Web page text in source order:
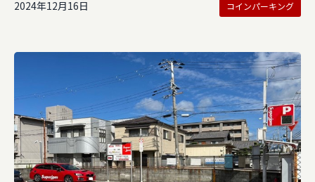
2024年12月16日 コインパーキング